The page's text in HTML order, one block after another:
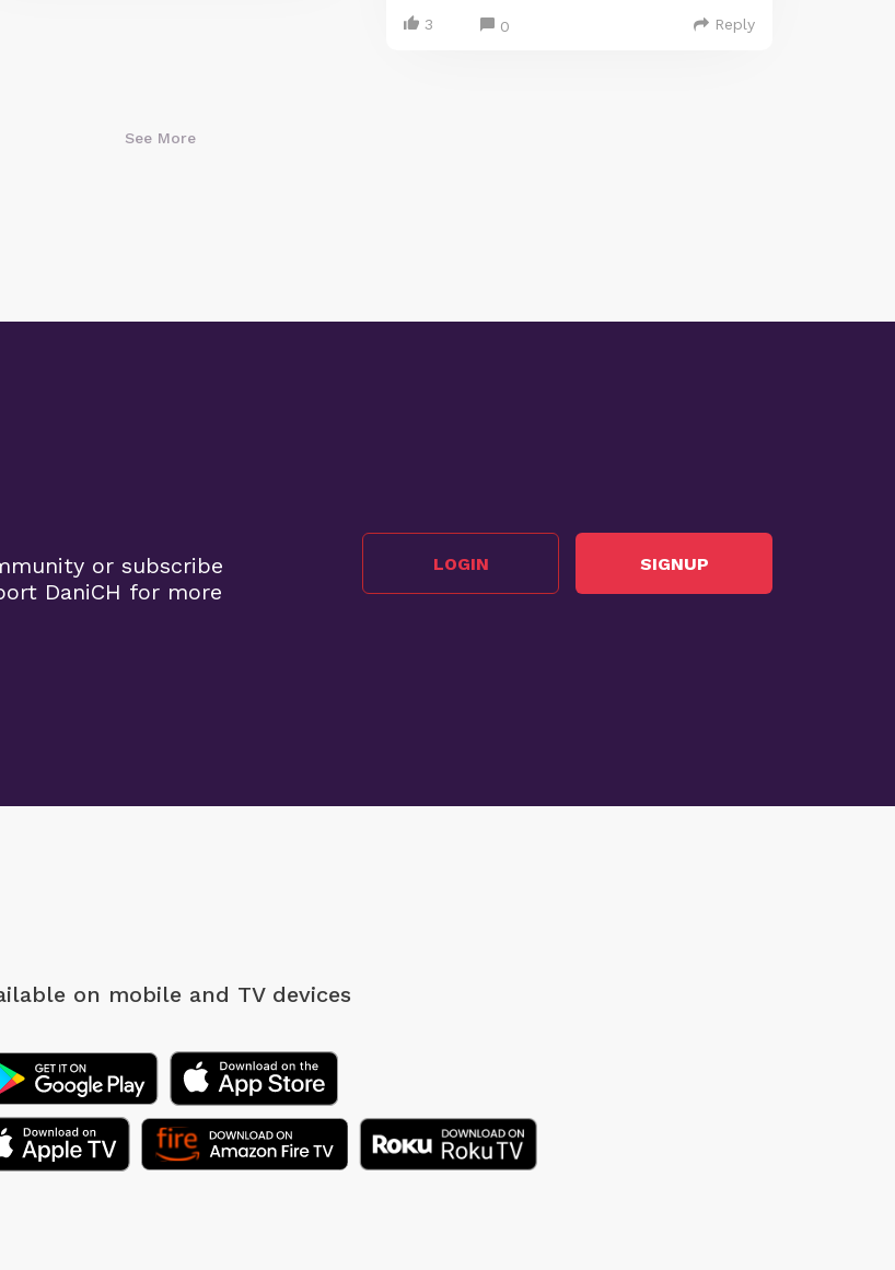
3 0 Reply
See More
or subscribe
DaniCH for more
LOGIN SIGNUP
on mobile and TV devices